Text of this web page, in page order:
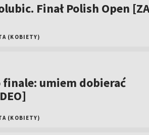
Finał Polish Open
(KOBIETY)
finale: umiem dobierać
(KOBIETY)